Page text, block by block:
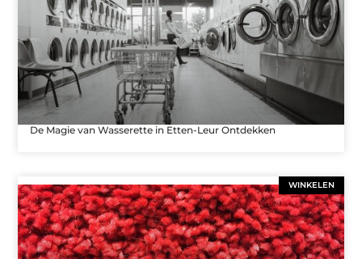
De Magie van Wasserette in Etten-Leur Ontdekken
WINKELEN